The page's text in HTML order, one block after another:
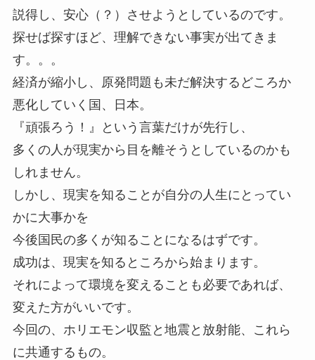
説得し、安心（？）させようとしているのです。
探せば探すほど、理解できない事実が出てきま
す。。。
経済が縮小し、原発問題も未だ解決するどころか
悪化していく国、日本。
『頑張ろう！』という言葉だけが先行し、
多くの人が現実から目を離そうとしているのかも
しれません。
しかし、現実を知ることが自分の人生にとってい
かに大事かを
今後国民の多くが知ることになるはずです。
成功は、現実を知るところから始まります。
それによって環境を変えることも必要であれば、
変えた方がいいです。
今回の、ホリエモン収監と地震と放射能、これら
に共通するもの。